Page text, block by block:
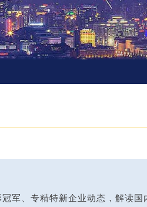
、专精特新企业动态，解读国